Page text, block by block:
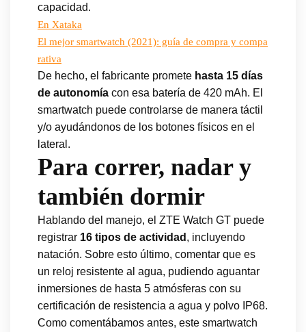
capacidad.
En Xataka
El mejor smartwatch (2021): guía de compra y compa
rativa
De hecho, el fabricante promete hasta 15 días
de autonomía con esa batería de 420 mAh. El
smartwatch puede controlarse de manera táctil
y/o ayudándonos de los botones físicos en el
lateral.
Para correr, nadar y
también dormir
Hablando del manejo, el ZTE Watch GT puede
registrar 16 tipos de actividad , incluyendo
natación. Sobre esto último, comentar que es
un reloj resistente al agua, pudiendo aguantar
inmersiones de hasta 5 atmósferas con su
certificación de resistencia a agua y polvo IP68.
Como comentábamos antes, este smartwatch